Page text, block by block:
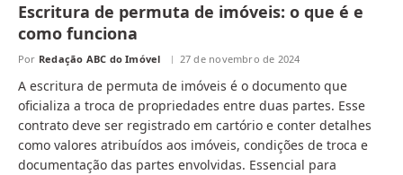
Escritura de permuta de imóveis: o que é e
como funciona
Por Redação ABC do Imóvel 27 de novembro de 2024
A escritura de permuta de imóveis é o documento que
oficializa a troca de propriedades entre duas partes. Esse
contrato deve ser registrado em cartório e conter detalhes
como valores atribuídos aos imóveis, condições de troca e
documentação das partes envolvidas. Essencial para